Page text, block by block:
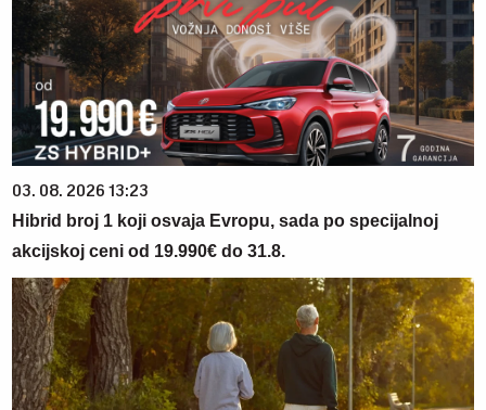
03. 08. 2026 13:23
Hibrid broj 1 koji osvaja Evropu, sada po specijalnoj
akcijskoj ceni od 19.990€ do 31.8.